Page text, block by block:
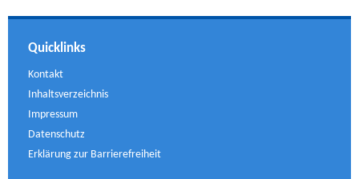
Quicklinks
Kontakt
Inhaltsverzeichnis
Impressum
Datenschutz
Erklärung zur Barrierefreiheit